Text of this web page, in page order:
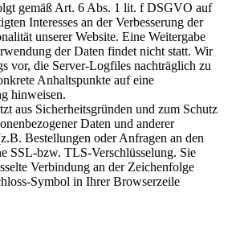
gemäß Art. 6 Abs. 1 lit. f DSGVO auf
Interesses an der Verbesserung der
unserer Website. Eine Weitergabe
der Daten findet nicht statt. Wir
vor, die Server-Logfiles nachträglich zu
Anhaltspunkte auf eine
hinweisen.
aus Sicherheitsgründen und zum Schutz
Daten und anderer
Bestellungen oder Anfragen an den
SSL-bzw. TLS-Verschlüsselung. Sie
Verbindung an der Zeichenfolge
Symbol in Ihrer Browserzeile